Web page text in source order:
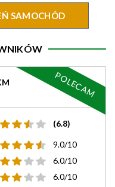
SAMOCHÓD
(6.8)
9.0/10
6.0/10
6.0/10
POLECAM